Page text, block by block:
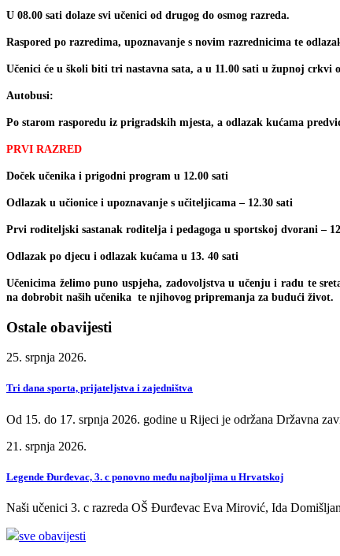
U 08.00 sati dolaze svi učenici od drugog do osmog razreda.
Raspored po razredima, upoznavanje s novim razrednicima te
Učenici će u školi biti tri nastavna sata, a u 11.00 sati u župnoj crkvi
Autobusi:
Po starom rasporedu iz prigradskih mjesta, a odlazak kućama
PRVI RAZRED
Doček učenika i prigodni program u 12.00 sati
Odlazak u učionice i upoznavanje s učiteljicama – 12.30 sati
Prvi roditeljski sastanak roditelja i pedagoga u sportskoj dvorani –
Odlazak po djecu i odlazak kućama u 13. 40 sati
Učenicima želimo puno uspjeha, zadovoljstva u učenju i radu te
na dobrobit naših učenika te njihovog pripremanja za budući život.
Ostale obavijesti
25. srpnja 2026.
Tri dana sporta, prijateljstva i zajedništva
Od 15. do 17. srpnja 2026. godine u Rijeci je održana Državna
21. srpnja 2026.
Legende Đurđevac, 3. c ponovno među najboljima u Hrvatskoj
Naši učenici 3. c razreda OŠ Đurđevac Eva Mirović, Ida
sve obavijesti